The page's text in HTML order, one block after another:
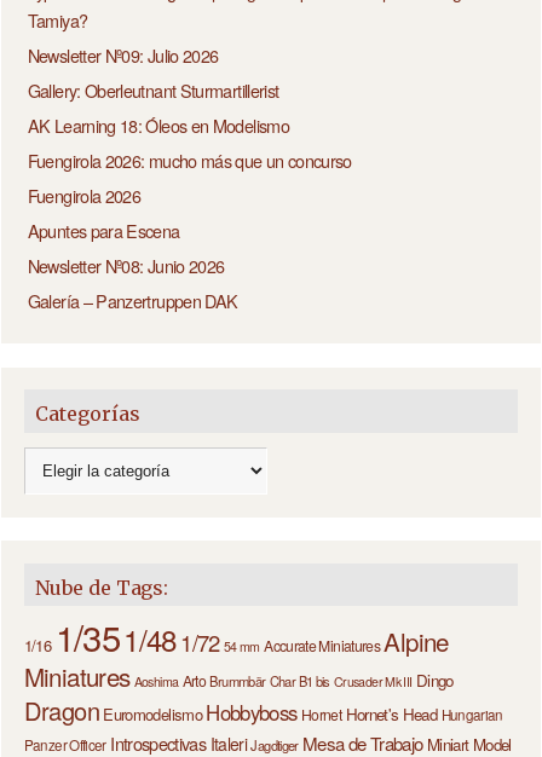
Tamiya?
Newsletter Nº09: Julio 2026
Gallery: Oberleutnant Sturmartillerist
AK Learning 18: Óleos en Modelismo
Fuengirola 2026: mucho más que un concurso
Fuengirola 2026
Apuntes para Escena
Newsletter Nº08: Junio 2026
Galería – Panzertruppen DAK
Categorías
Nube de Tags:
1/16 1/351/481/72 54 mm Accurate MiniaturesAlpine
Miniatures Aoshima Arto Brummbär Char B1 bis Crusader Mk III Dingo
Dragon Euromodelismo Hobbyboss Hornet Hornet's Head Hungarian
Panzer Officer Introspectivas Italeri Jagdtiger Mesa de Trabajo Miniart Model